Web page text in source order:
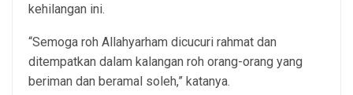
kehilangan ini.
“Semoga roh Allahyarham dicucuri rahmat dan
ditempatkan dalam kalangan roh orang-orang yang
beriman dan beramal soleh,” katanya.